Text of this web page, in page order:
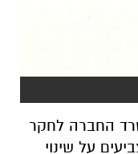
החברה לחקר
על שינוי